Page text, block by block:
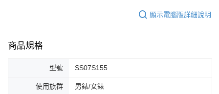
顯示電腦版詳細說明
商品規格
型號 SS07S155
使用族群 男錶/女錶